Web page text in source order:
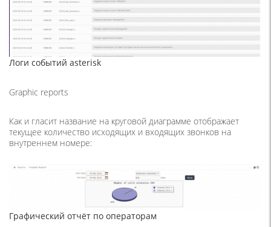
Логи событий asterisk
Graphic reports
Как и гласит название на круговой диаграмме отображает
текущее количество исходящих и входящих звонков на
внутреннем номере:
Графический отчёт по операторам